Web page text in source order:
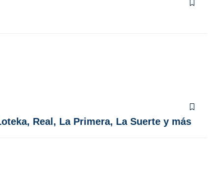
Real, La Primera, La Suerte y más